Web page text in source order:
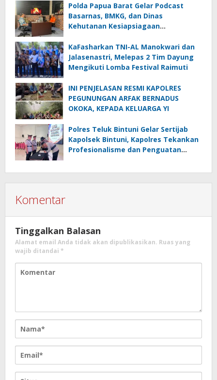
Polda Papua Barat Gelar Podcast
Basarnas, BMKG, dan Dinas
Kehutanan Kesiapsiagaan
KaFasharkan TNI-AL Manokwari dan
Jalasenastri, Melepas 2 Tim Dayung
Mengikuti Lomba Festival Raimuti
INI PENJELASAN RESMI KAPOLRES
PEGUNUNGAN ARFAK BERNADUS
OKOKA, KEPADA KELUARGA YI
Polres Teluk Bintuni Gelar Sertijab
Kapolsek Bintuni, Kapolres Tekankan
Profesionalisme dan Penguatan
Komentar
Tinggalkan Balasan
Alamat email Anda tidak akan dipublikasikan. Ruas yang
wajib ditandai *